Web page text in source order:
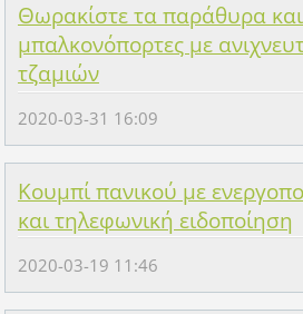
Θωρακίστε τα παράθυρα και
μπαλκονόπορτες με
τζαμιών
2020-03-31 16:09
Κουμπί πανικού με
και τηλεφωνική ειδοποίηση
2020-03-19 11:46